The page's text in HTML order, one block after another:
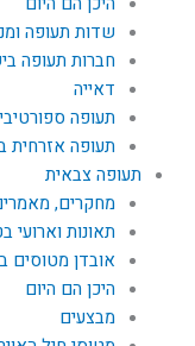
שדות תעופה
חברות תעופה
דאייה
תעופה
תעופה אזרחית
תעופה צבאית
מחקרים,
תאונות וארועי
אובדן מטוסים
היכן הם היום
מבצעים